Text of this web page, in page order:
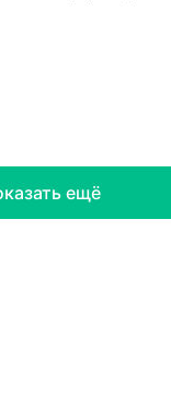
ещё